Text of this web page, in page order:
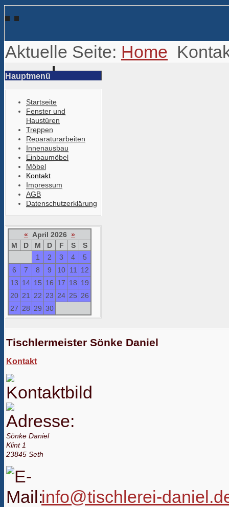
Aktuelle Seite: Home
Hauptmenü
Startseite
Fenster und
Haustüren
Treppen
Reparaturarbeiten
Innenausbau
Einbaumöbel
Möbel
Kontakt
Impressum
AGB
Datenschutzerklärung
« April 2026 »
M
D M D F S
S
1
2 3 4
5
6
7 8 9 10 11
12
13 14 15 16 17 18 19
20 21 22 23 24 25 26
27 28 29 30
Tischlermeister Sönke Daniel
Kontakt
Sönke Daniel
Klint 1
23845 Seth
info@tischlerei-